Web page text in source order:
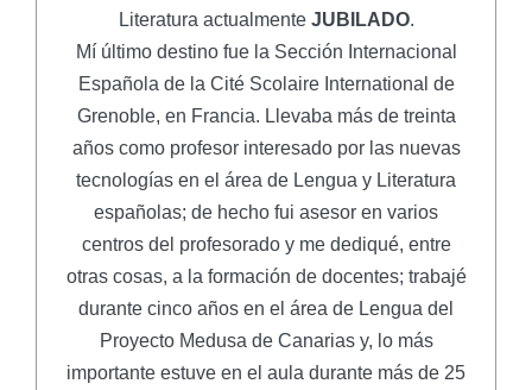
Literatura actualmente JUBILADO.
Mí último destino fue la Sección Internacional
Española de la Cité Scolaire International de
Grenoble, en Francia. Llevaba más de treinta
años como profesor interesado por las nuevas
tecnologías en el área de Lengua y Literatura
españolas; de hecho fui asesor en varios
centros del profesorado y me dediqué, entre
otras cosas, a la formación de docentes; trabajé
durante cinco años en el área de Lengua del
Proyecto Medusa de Canarias y, lo más
importante estuve en el aula durante más de 25